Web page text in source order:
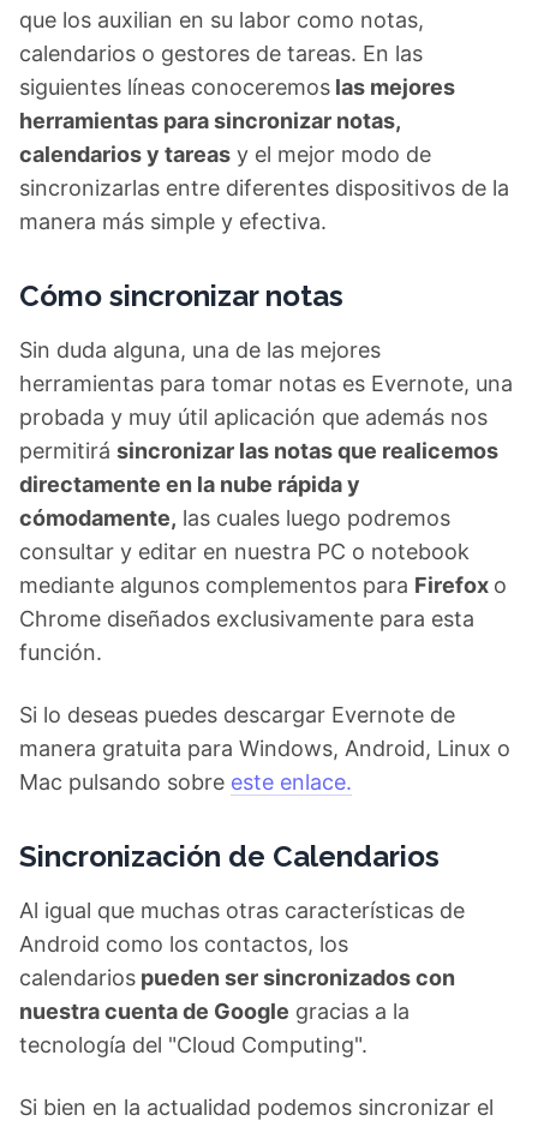
que los auxilian en su labor como notas,
calendarios o gestores de tareas. En las
siguientes líneas conoceremos las mejores
herramientas para sincronizar notas,
calendarios y tareas y el mejor modo de
sincronizarlas entre diferentes dispositivos de la
manera más simple y efectiva.
Cómo sincronizar notas
Sin duda alguna, una de las mejores
herramientas para tomar notas es Evernote, una
probada y muy útil aplicación que además nos
permitirá sincronizar las notas que realicemos
directamente en la nube rápida y
cómodamente, las cuales luego podremos
consultar y editar en nuestra PC o notebook
mediante algunos complementos para Firefox o
Chrome diseñados exclusivamente para esta
función.
Si lo deseas puedes descargar Evernote de
manera gratuita para Windows, Android, Linux o
Mac pulsando sobre este enlace.
Sincronización de Calendarios
Al igual que muchas otras características de
Android como los contactos, los
calendarios pueden ser sincronizados con
nuestra cuenta de Google gracias a la
tecnología del "Cloud Computing".
Si bien en la actualidad podemos sincronizar el